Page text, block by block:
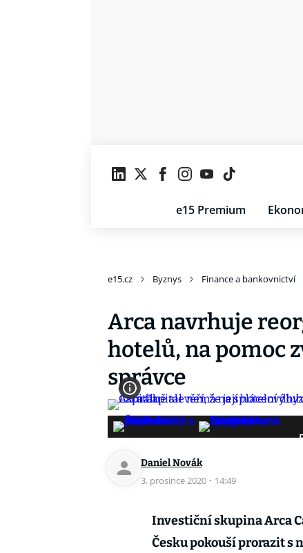
e15 Premium
e15.cz Byznys Finance a bankovnictví
Arca navrhuje
hotelů, na pomoc
správce
Daniel Novák
3. prosince 2020 · 14:49
Investiční skupina Arca
Česku pokouší prorazit s